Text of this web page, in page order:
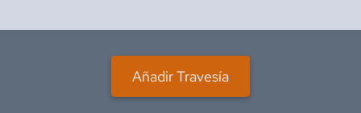
Añadir Travesía